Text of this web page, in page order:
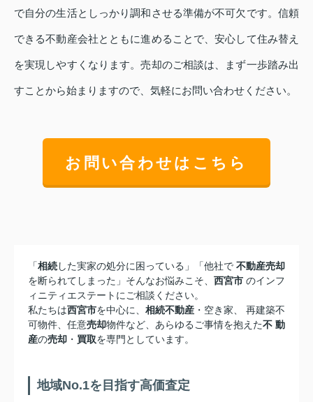
で自分の生活としっかり調和させる準備が不可欠です。信頼
できる不動産会社とともに進めることで、安心して住み替え
を実現しやすくなります。売却のご相談は、まず一歩踏み出
すことから始まりますので、気軽にお問い合わせください。
お問い合わせはこちら
「相続した実家の処分に困っている」「他社で 不動産売却
を断られてしまった」そんなお悩みこそ、 西宮市 のインフ
ィニティエステートにご相談ください。
私たちは西宮市を中心に、 相続不動産 ・空き家、 再建築不
可物件、任意売却物件など、あらゆるご事情を抱えた不 動
産の売却 ・ 買取を専門としています。
地域No.1を目指す高価査定